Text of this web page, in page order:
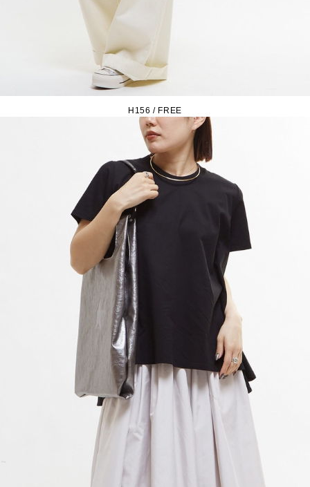
H156 / FREE